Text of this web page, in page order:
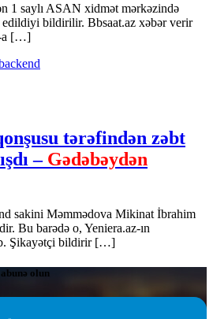
1 saylı ASAN xidmət mərkəzində
edildiyi bildirilir. Bbsaat.az xəbər verir
a […]
tərəfindən zəbt
– Gədəbəydən
sakini Məmmədova Mikinat İbrahim
Bu barədə o, Yeniera.az-ın
Şikayətçi bildirir […]
olun